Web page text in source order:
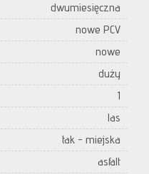
dwumiesięczna
nowe PCV
nowe
duży
1
las
tak - miejska
asfalt